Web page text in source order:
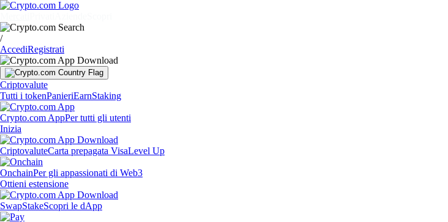
/
AccediRegistrati
Criptovalute
Tutti i tokenPanieriEarnStaking
Crypto.com AppPer tutti gli utenti
Inizia
CriptovaluteCarta prepagata VisaLevel Up
OnchainPer gli appassionati di Web3
Ottieni estensione
SwapStakeScopri le dApp